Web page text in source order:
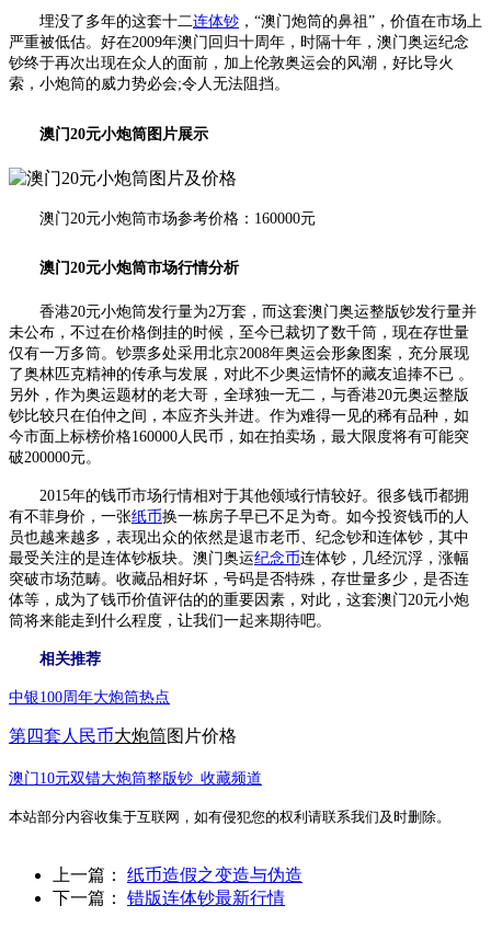
埋没了多年的这套十二连体钞 ，“澳门炮筒的鼻祖”，价值在市场上
严重被低估。好在2009年澳门回归十周年，时隔十年，澳门奥运纪念
钞终于再次出现在众人的面前，加上伦敦奥运会的风潮，好比导火
索，小炮筒的威力势必会;令人无法阻挡。
澳门20元小炮筒图片展示
澳门20元小炮筒市场参考价格：160000元
澳门20元小炮筒市场行情分析
香港20元小炮筒发行量为2万套，而这套澳门奥运整版钞发行量并
未公布，不过在价格倒挂的时候，至今已裁切了数千筒，现在存世量
仅有一万多筒。钞票多处采用北京2008年奥运会形象图案，充分展现
了奥林匹克精神的传承与发展，对此不少奥运情怀的藏友追捧不已 。
另外，作为奥运题材的老大哥，全球独一无二，与香港20元奥运整版
钞比较只在伯仲之间，本应齐头并进。作为难得一见的稀有品种，如
今市面上标榜价格160000人民币，如在拍卖场，最大限度将有可能突
破200000元。
2015年的钱币市场行情相对于其他领域行情较好。很多钱币都拥
有不菲身价，一张纸币换一栋房子早已不足为奇。如今投资钱币的人
员也越来越多，表现出众的依然是退市老币、纪念钞和连体钞，其中
最受关注的是连体钞板块。澳门奥运纪念币连体钞，几经沉浮，涨幅
突破市场范畴。收藏品相好坏，号码是否特殊，存世量多少，是否连
体等，成为了钱币价值评估的的重要因素，对此，这套澳门20元小炮
筒将来能走到什么程度，让我们一起来期待吧。
相关推荐
中银100周年大炮筒热点
第四套人民币大炮筒图片价格
澳门10元双错大炮筒整版钞_收藏频道
本站部分内容收集于互联网，如有侵犯您的权利请联系我们及时删除。
上一篇： 纸币造假之变造与伪造
下一篇： 错版连体钞最新行情